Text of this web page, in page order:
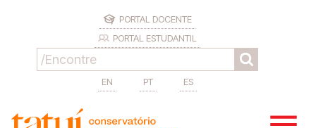
PORTAL DOCENTE
PORTAL ESTUDANTIL
EN PT ES